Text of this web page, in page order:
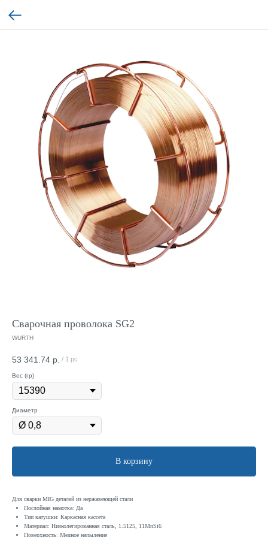
Сварочная проволока SG2
WURTH
53 341.74 р. / 1 pc
Вес (гр)
Диаметр
В корзину
Для сварки MIG деталей из нержавеющей стали
Послойная намотка: Да
Тип катушки: Каркасная кассета
Материал: Низколегированная сталь, 1.5125, 11MnSi6
Поверхность: Медное напыление